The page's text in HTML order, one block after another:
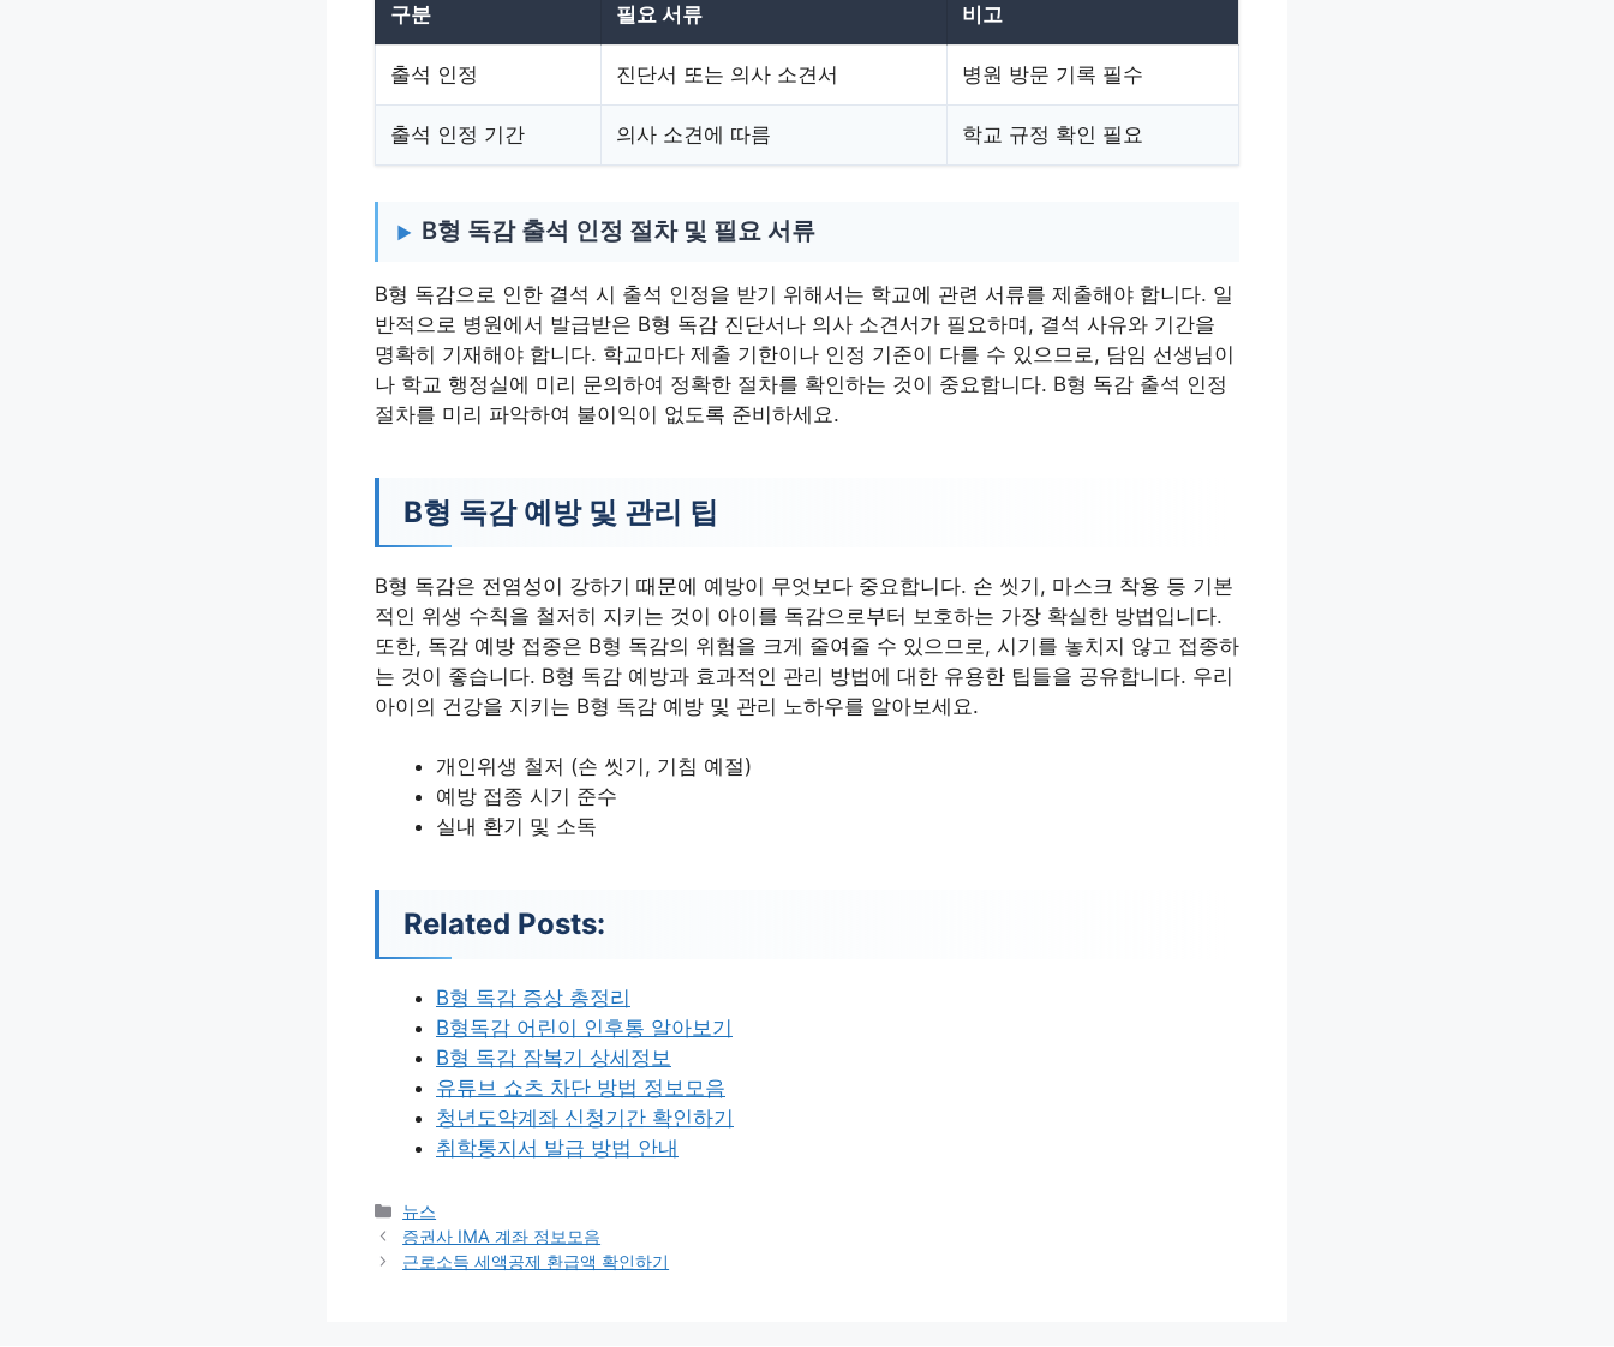
구분 필요 서류 비고
출석 인정 진단서 또는 의사 소견서 병원 방문 기록 필수
출석 인정 기간 의사 소견에 따름 학교 규정 확인 필요
B형 독감 출석 인정 절차 및 필요 서류
B형 독감으로 인한 결석 시 출석 인정을 받기 위해서는 학교에 관련 서류를 제출해야 합니다. 일
반적으로 병원에서 발급받은 B형 독감 진단서나 의사 소견서가 필요하며, 결석 사유와 기간을
명확히 기재해야 합니다. 학교마다 제출 기한이나 인정 기준이 다를 수 있으므로, 담임 선생님이
나 학교 행정실에 미리 문의하여 정확한 절차를 확인하는 것이 중요합니다. B형 독감 출석 인정
절차를 미리 파악하여 불이익이 없도록 준비하세요.
B형 독감 예방 및 관리 팁
B형 독감은 전염성이 강하기 때문에 예방이 무엇보다 중요합니다. 손 씻기, 마스크 착용 등 기본
적인 위생 수칙을 철저히 지키는 것이 아이를 독감으로부터 보호하는 가장 확실한 방법입니다.
또한, 독감 예방 접종은 B형 독감의 위험을 크게 줄여줄 수 있으므로, 시기를 놓치지 않고 접종하
는 것이 좋습니다. B형 독감 예방과 효과적인 관리 방법에 대한 유용한 팁들을 공유합니다. 우리
아이의 건강을 지키는 B형 독감 예방 및 관리 노하우를 알아보세요.
개인위생 철저 (손 씻기, 기침 예절)
예방 접종 시기 준수
실내 환기 및 소독
Related Posts:
B형 독감 증상 총정리
B형독감 어린이 인후통 알아보기
B형 독감 잠복기 상세정보
유튜브 쇼츠 차단 방법 정보모음
청년도약계좌 신청기간 확인하기
취학통지서 발급 방법 안내
카
테
고
뉴스
증권사 IMA 계좌 정보모음
근로소득 세액공제 환급액 확인하기